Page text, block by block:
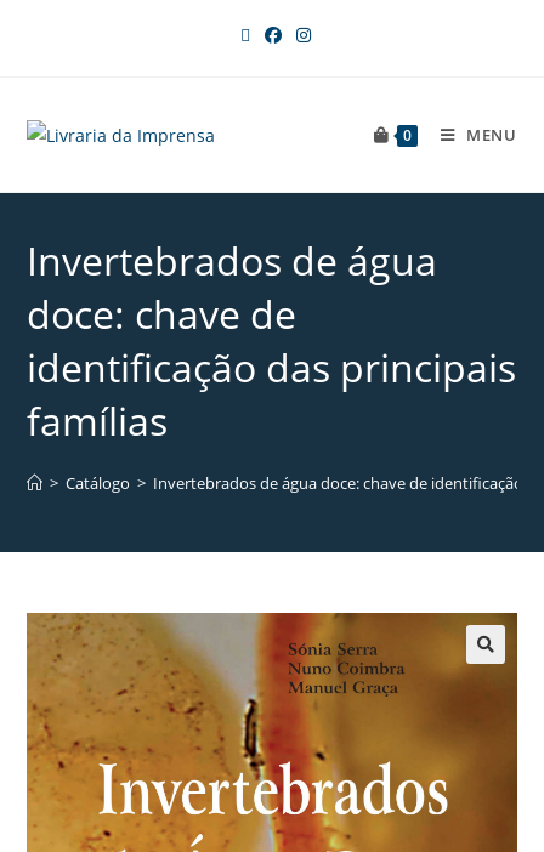
0 MENU
Invertebrados de água
doce: chave de
identificação das principais
famílias
> Catálogo > Invertebrados de água doce: chave de identificação